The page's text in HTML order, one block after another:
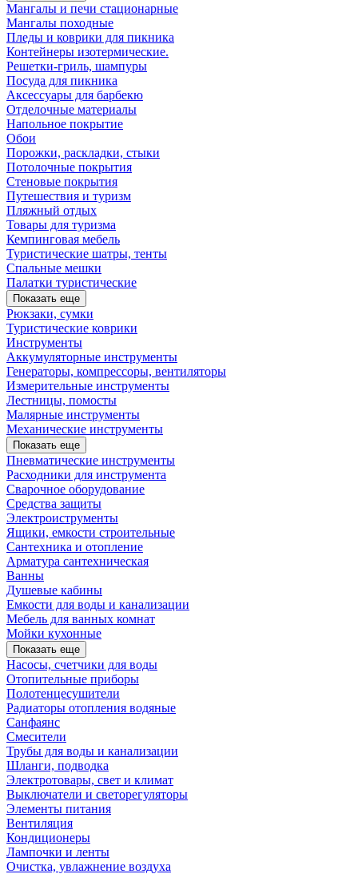
Мангалы и печи стационарные
Мангалы походные
Пледы и коврики для пикника
Контейнеры изотермические.
Решетки-гриль, шампуры
Посуда для пикника
Аксессуары для барбекю
Отделочные материалы
Напольное покрытие
Обои
Порожки, раскладки, стыки
Потолочные покрытия
Стеновые покрытия
Путешествия и туризм
Пляжный отдых
Товары для туризма
Кемпинговая мебель
Туристические шатры, тенты
Спальные мешки
Палатки туристические
Показать еще
Рюкзаки, сумки
Туристические коврики
Инструменты
Аккумуляторные инструменты
Генераторы, компрессоры, вентиляторы
Измерительные инструменты
Лестницы, помосты
Малярные инструменты
Механические инструменты
Показать еще
Пневматические инструменты
Расходники для инструмента
Сварочное оборудование
Средства защиты
Электроиструменты
Ящики, емкости строительные
Сантехника и отопление
Арматура сантехническая
Ванны
Душевые кабины
Емкости для воды и канализации
Мебель для ванных комнат
Мойки кухонные
Показать еще
Насосы, счетчики для воды
Отопительные приборы
Полотенцесушители
Радиаторы отопления водяные
Санфаянс
Смесители
Трубы для воды и канализации
Шланги, подводка
Электротовары, свет и климат
Выключатели и светорегуляторы
Элементы питания
Вентиляция
Кондиционеры
Лампочки и ленты
Очистка, увлажнение воздуха